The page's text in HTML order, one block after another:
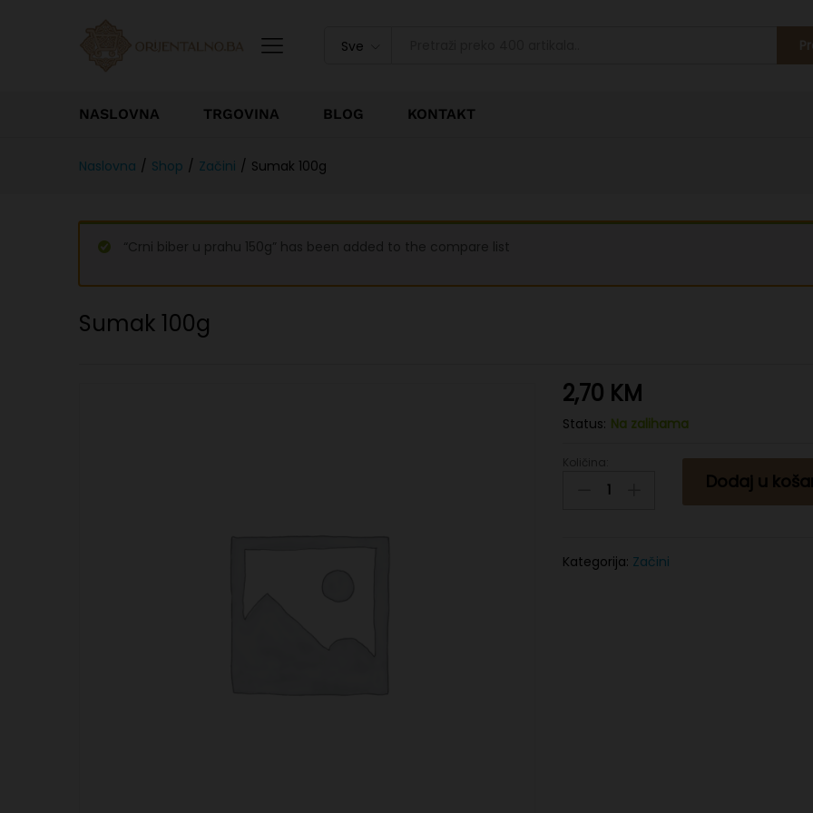
Sve
NASLOVNA TRGOVINA BLOG KONTAKT
Naslovna / Shop / Začini / Sumak 100g
“Crni biber u prahu 150g” has been added to the compare list
Sumak 100g
2,70 KM
Status: Na zalihama
Dodaj u
Kategorija: Začini